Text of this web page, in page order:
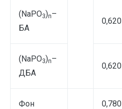
(NаPO3)n–
БА
0,620
(NаPO3)n–
ДБА
0,620
Фон 0,780